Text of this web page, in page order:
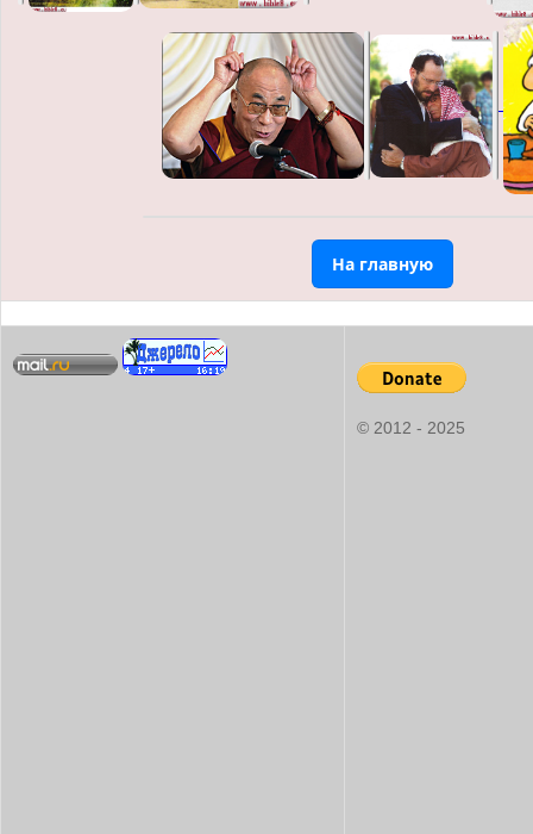
На главную
© 2012 - 2025